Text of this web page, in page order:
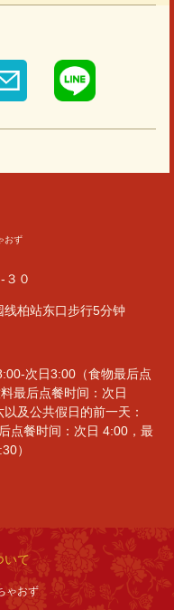
おず
３０
线柏站东口步行5分钟
次日3:00（食物最后点
最后点餐时间：次日
及公共假日的前一天：
点餐时间：次日 4:00，最
）
いて
ゃおず